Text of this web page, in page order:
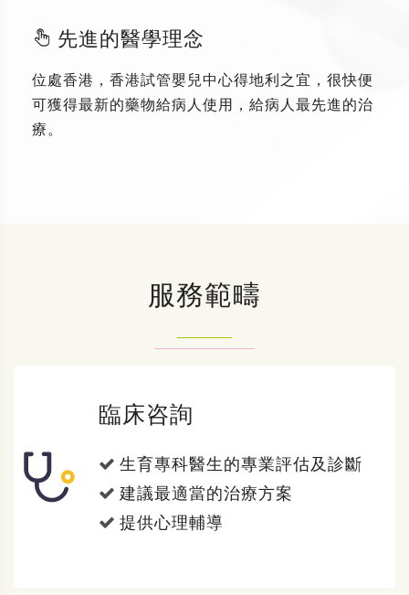
先進的醫學理念
位處香港，香港試管嬰兒中心得地利之宜，很快便
可獲得最新的藥物給病人使用，給病人最先進的治
療。
服務範疇
臨床咨詢
生育專科醫生的專業評估及診斷
建議最適當的治療方案
提供心理輔導